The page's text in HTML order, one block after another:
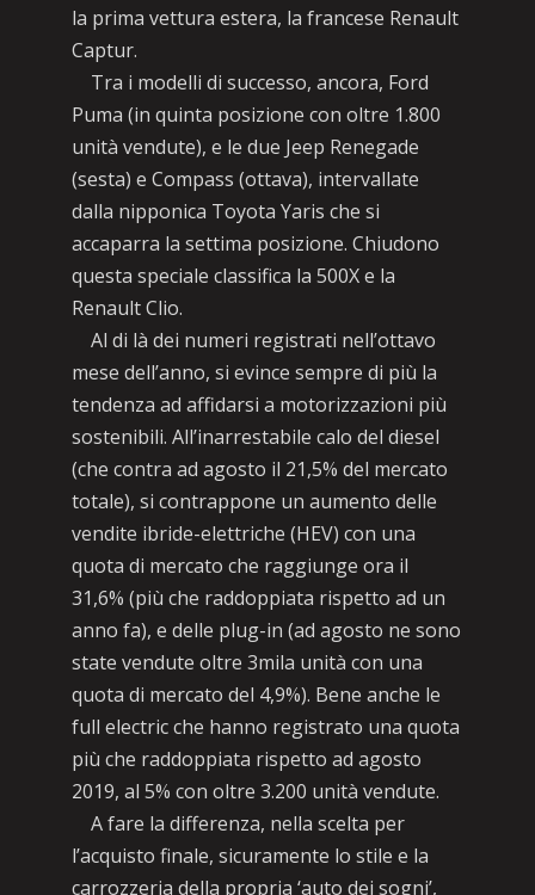
la prima vettura estera, la francese Renault
Captur.
Tra i modelli di successo, ancora, Ford
Puma (in quinta posizione con oltre 1.800
unità vendute), e le due Jeep Renegade
(sesta) e Compass (ottava), intervallate
dalla nipponica Toyota Yaris che si
accaparra la settima posizione. Chiudono
questa speciale classifica la 500X e la
Renault Clio.
Al di là dei numeri registrati nell’ottavo
mese dell’anno, si evince sempre di più la
tendenza ad affidarsi a motorizzazioni più
sostenibili. All’inarrestabile calo del diesel
(che contra ad agosto il 21,5% del mercato
totale), si contrappone un aumento delle
vendite ibride-elettriche (HEV) con una
quota di mercato che raggiunge ora il
31,6% (più che raddoppiata rispetto ad un
anno fa), e delle plug-in (ad agosto ne sono
state vendute oltre 3mila unità con una
quota di mercato del 4,9%). Bene anche le
full electric che hanno registrato una quota
più che raddoppiata rispetto ad agosto
2019, al 5% con oltre 3.200 unità vendute.
A fare la differenza, nella scelta per
l’acquisto finale, sicuramente lo stile e la
carrozzeria della propria ‘auto dei sogni’,